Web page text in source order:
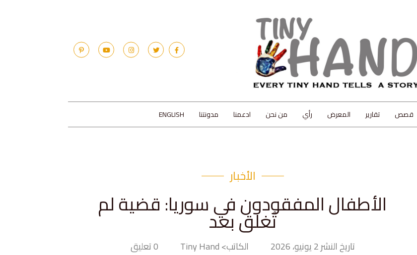
قصص تقارير المعرض رأي من نحن ادعمنا مدونتنا ENGLISH
الأخبار
الأطفال المفقودون في سوريا: قضية لم
تُغلق بعد
تاريخ النشر 2 يونيو، 2026 الكاتب> Tiny Hand 0 تعليق